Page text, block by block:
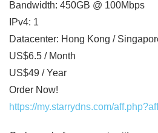
Bandwidth: 450GB @ 100Mbps
IPv4: 1
Datacenter: Hong Kong /
US$6.5 / Month
US$49 / Year
Order Now!
https://my.starrydns.com/